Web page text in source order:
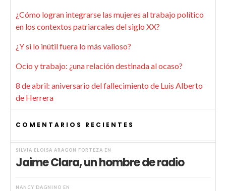
¿Cómo logran integrarse las mujeres al trabajo político
en los contextos patriarcales del siglo XX?
¿Y si lo inútil fuera lo más valioso?
Ocio y trabajo: ¿una relación destinada al ocaso?
8 de abril: aniversario del fallecimiento de Luis Alberto
de Herrera
COMENTARIOS RECIENTES
SILVIA ELOISA ARAGÓN FORTEZA EN
Jaime Clara, un hombre de radio
NANCY DAGNINO EN